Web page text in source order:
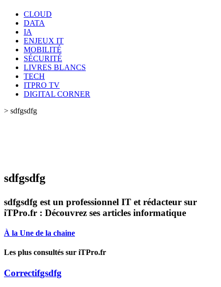
CLOUD
DATA
IA
ENJEUX IT
MOBILITÉ
SÉCURITÉ
LIVRES BLANCS
TECH
ITPRO TV
DIGITAL CORNER
> sdfgsdfg
sdfgsdfg
sdfgsdfg est un professionnel IT et rédacteur sur
iTPro.fr : Découvrez ses articles informatique
À la Une de la chaine
Les plus consultés sur iTPro.fr
Correctifgsdfg